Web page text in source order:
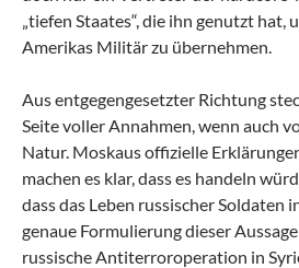
„tiefen Staates“, die ihn genutzt hat,
Amerikas Militär zu übernehmen.
Aus entgegengesetzter Richtung
Seite voller Annahmen, wenn auch
Natur. Moskaus offizielle
machen es klar, dass es handeln
dass das Leben russischer Soldaten
genaue Formulierung dieser
russische Antiterroroperation in